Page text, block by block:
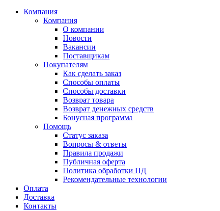
Компания
Компания
О компании
Новости
Вакансии
Поставщикам
Покупателям
Как сделать заказ
Способы оплаты
Способы доставки
Возврат товара
Возврат денежных средств
Бонусная программа
Помощь
Статус заказа
Вопросы & ответы
Правила продажи
Публичная оферта
Политика обработки ПД
Рекомендательные технологии
Оплата
Доставка
Контакты